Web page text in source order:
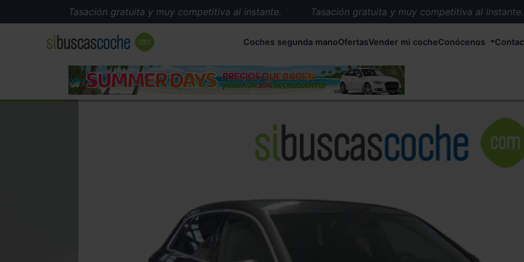
Tasación gratuita y muy competitiva al instante.
Tasación gratuita y muy competitiva al instante.
Más de 5.000 conductores satisfechos.
Buscamos el coche que tu quieras.
Recogemos tu coche en cualquier parte de España.
Compramos tu coche. Pago inmediato.
Coches segunda manoOfertasVender mi cocheConócenos